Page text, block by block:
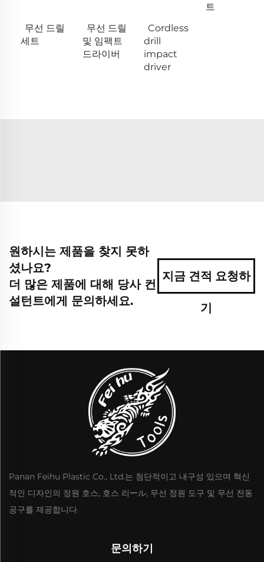
트
무선 드릴
세트
무선 드릴
및 임팩트
드라이버
Cordless
drill
impact
driver
원하시는 제품을 찾지 못하
셨나요?
더 많은 제품에 대해 당사 컨
설턴트에게 문의하세요.
지금 견적 요청하
기
Panan Feihu Plastic Co., Ltd.는 첨단적이고 내구성 있으며 혁신
적인 디자인의 정원 호스, 호스 리ール, 무선 정원 도구 및 무선 전동
공구를 제공합니다.
문의하기